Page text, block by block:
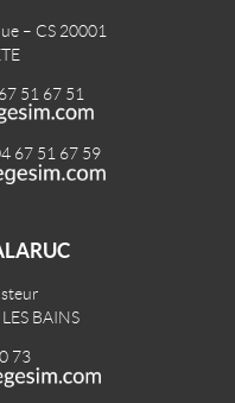
– CS 20001
51 67 51
67 51 67 59
BAINS
73